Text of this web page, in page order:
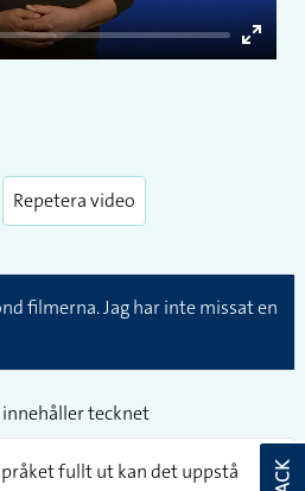
Enter
Repetera video
filmerna. Jag har inte missat en
tecknet
fullt ut kan det uppstå